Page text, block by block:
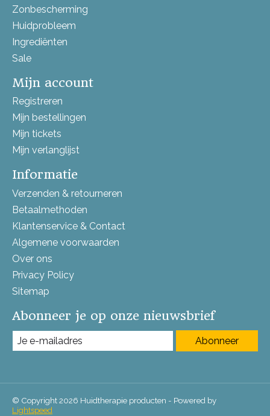
Zonbescherming
Huidprobleem
Ingrediënten
Sale
Mijn account
Registreren
Mijn bestellingen
Mijn tickets
Mijn verlanglijst
Informatie
Verzenden & retourneren
Betaalmethoden
Klantenservice & Contact
Algemene voorwaarden
Over ons
Privacy Policy
Sitemap
Abonneer je op onze nieuwsbrief
Abonneer
© Copyright 2026 Huidtherapie producten - Powered by
Lightspeed